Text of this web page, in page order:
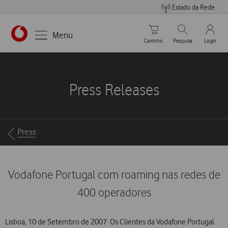
Estado da Rede
https://www.vodafone.pt
Menu
Carrinho de compras
Carrinho
Pesquisar
Pesquisa
My
Login
Press Releases
Breadcrumbs
Press
Vodafone Portugal com roaming nas redes de
400 operadores
Lisboa, 10 de Setembro de 2007  Os Clientes da Vodafone Portugal